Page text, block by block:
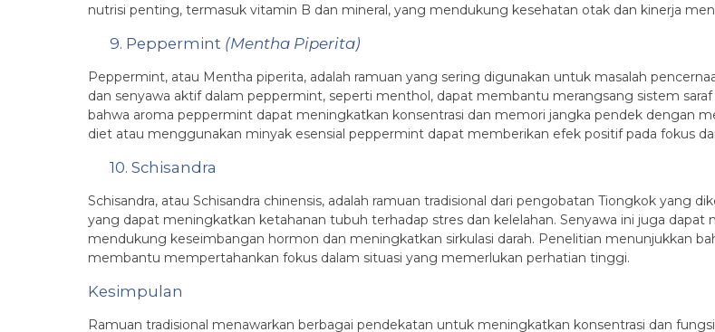
nutrisi penting, termasuk vitamin B dan mineral, yang mendukung kesehatan otak dan kinerja
9. Peppermint (Mentha Piperita)
Peppermint, atau Mentha piperita, adalah ramuan yang sering digunakan untuk masalah
dan senyawa aktif dalam peppermint, seperti menthol, dapat membantu merangsang sistem
bahwa aroma peppermint dapat meningkatkan konsentrasi dan memori jangka pendek dengan
diet atau menggunakan minyak esensial peppermint dapat memberikan efek positif pada fokus
10. Schisandra
Schisandra, atau Schisandra chinensis, adalah ramuan tradisional dari pengobatan Tiongkok yang
yang dapat meningkatkan ketahanan tubuh terhadap stres dan kelelahan. Senyawa ini juga
mendukung keseimbangan hormon dan meningkatkan sirkulasi darah. Penelitian menunjukkan
membantu mempertahankan fokus dalam situasi yang memerlukan perhatian tinggi.
Kesimpulan
Ramuan tradisional menawarkan berbagai pendekatan untuk meningkatkan konsentrasi dan